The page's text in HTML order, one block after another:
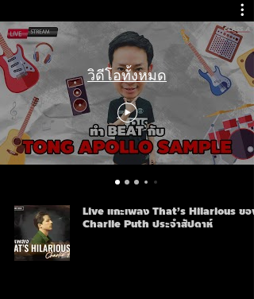
วิดีโอทั้งหมด
Live แกะเพลง That’s Hilarious ของ
Charlie Puth ประจำสัปดาห์